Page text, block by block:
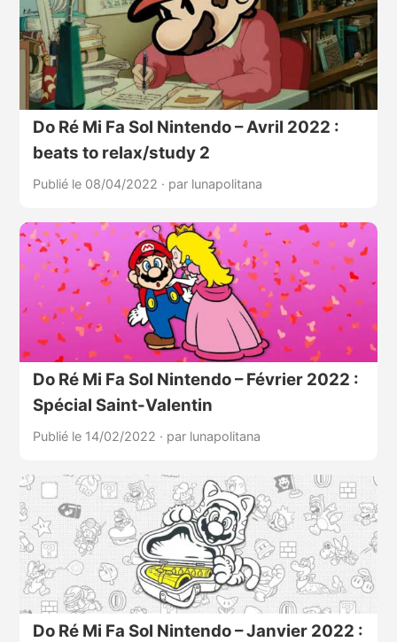
Do Ré Mi Fa Sol Nintendo – Avril 2022 :
beats to relax/study 2
Publié le 08/04/2022 · par lunapolitana
Do Ré Mi Fa Sol Nintendo – Février 2022 :
Spécial Saint-Valentin
Publié le 14/02/2022 · par lunapolitana
Do Ré Mi Fa Sol Nintendo – Janvier 2022 :